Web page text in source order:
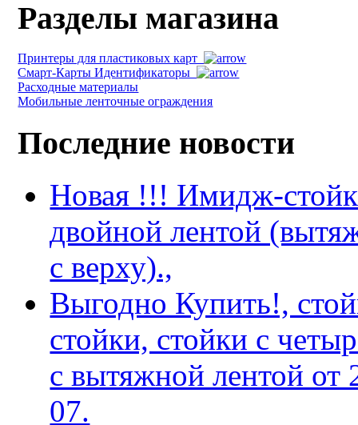
Разделы магазина
Принтеры для пластиковых карт
Смарт-Карты Идентификаторы
Расходные материалы
Мобильные ленточные ограждения
Последние новости
Новая !!! Имидж-
двойной лентой
с верху).,
Выгодно Купить!,
стойки, стойки с
с вытяжной лентой от
07.